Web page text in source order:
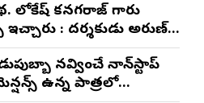
లోకేష్ కనగరాజ్ గారు
: దర్శకుడు అరుణ్
నవ్వించే నాన్‌స్టాప్
ఉన్న పాత్రలో